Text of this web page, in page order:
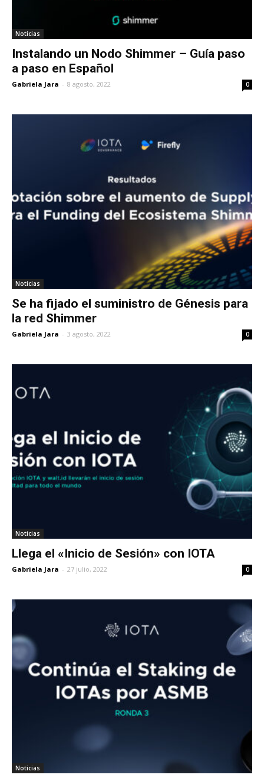
Noticias
Instalando un Nodo Shimmer – Guía paso
a paso en Español
Gabriela Jara - 8 agosto, 2022 0
Noticias
Se ha fijado el suministro de Génesis para
la red Shimmer
Gabriela Jara - 3 agosto, 2022 0
Noticias
Llega el «Inicio de Sesión» con IOTA
Gabriela Jara - 27 julio, 2022 0
Noticias